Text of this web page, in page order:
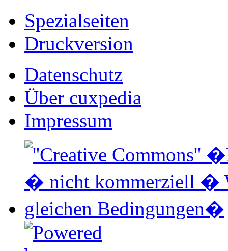
Spezialseiten
Druckversion
Datenschutz
Über cuxpedia
Impressum